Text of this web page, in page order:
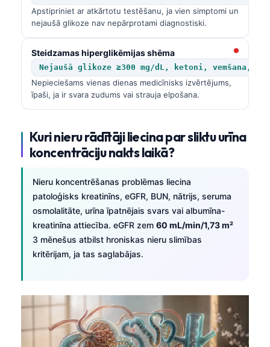
Apstipriniet ar atkārtotu testēšanu, ja vien simptomi un
nejaušā glikoze nav nepārprotami diagnostiski.
Steidzamas hiperglikēmijas shēma
Nejaušā glikoze ≥300 mg/dL, ketoni, vemšana,
Nepieciešams vienas dienas medicīnisks izvērtējums,
īpaši, ja ir svara zudums vai strauja elpošana.
Kuri nieru rādītāji liecina par sliktu urīna
koncentrāciju nakts laikā?
Nieru koncentrēšanas problēmas liecina
patoloģisks kreatinīns, eGFR, BUN, nātrijs, seruma
osmolalitāte, urīna īpatnējais svars vai albumīna-
kreatinīna attiecība. eGFR zem 60 mL/min/1,73 m²
3 mēnešus atbilst hroniskas nieru slimības
kritērijam, ja tas saglabājas.